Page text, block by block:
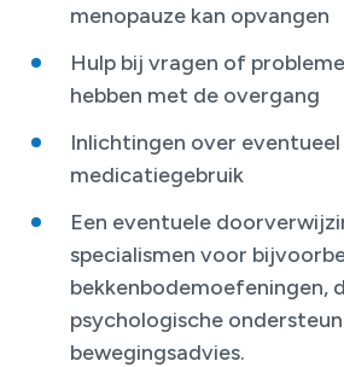
menopauze kan opvangen
Hulp bij vragen of
hebben met de overgang
Inlichtingen over eventueel
medicatiegebruik
Een eventuele
specialismen voor
bekkenbodemoefeningen,
psychologische
bewegingsadvies.